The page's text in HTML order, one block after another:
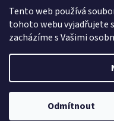
Tento web používá
tohoto webu vyjadřujete
zacházíme s Vašimi
Odmítnout